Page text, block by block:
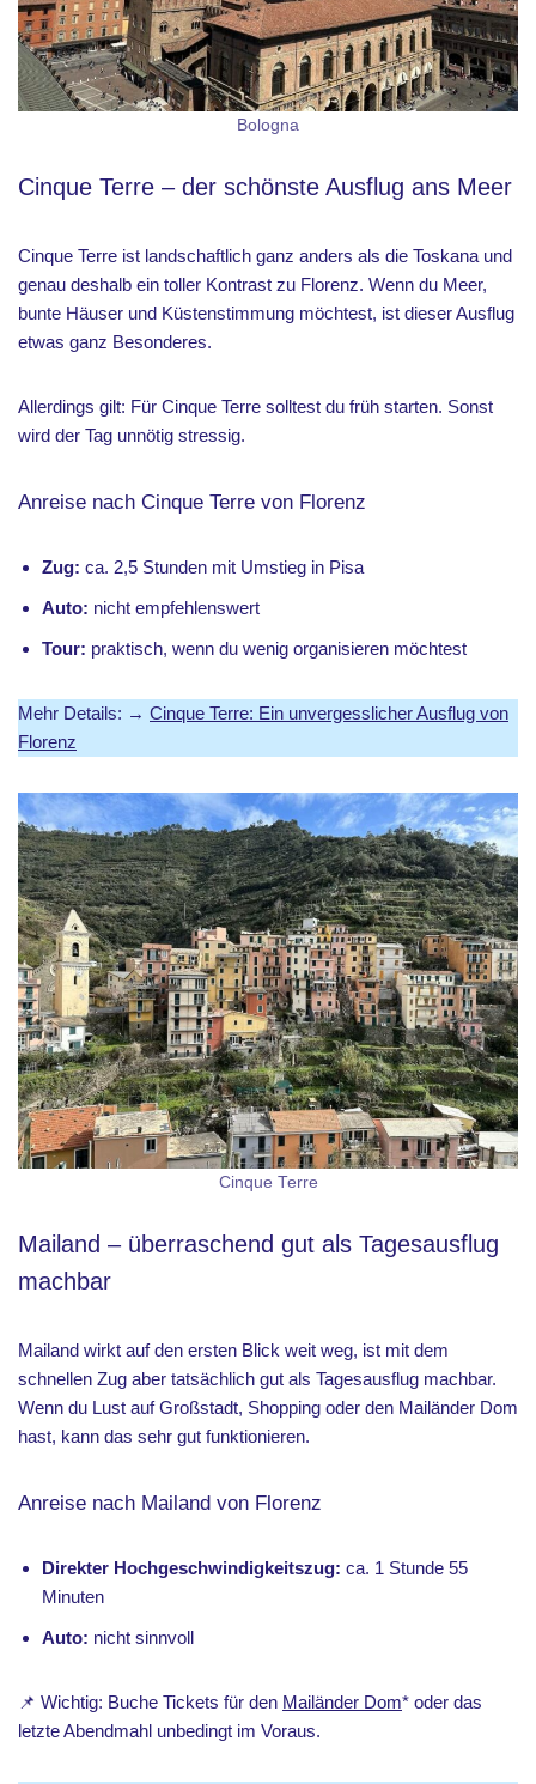
Bologna
Cinque Terre – der schönste Ausflug ans Meer
Cinque Terre ist landschaftlich ganz anders als die Toskana und
genau deshalb ein toller Kontrast zu Florenz. Wenn du Meer,
bunte Häuser und Küstenstimmung möchtest, ist dieser Ausflug
etwas ganz Besonderes.
Allerdings gilt: Für Cinque Terre solltest du früh starten. Sonst
wird der Tag unnötig stressig.
Anreise nach Cinque Terre von Florenz
Zug: ca. 2,5 Stunden mit Umstieg in Pisa
Auto: nicht empfehlenswert
Tour: praktisch, wenn du wenig organisieren möchtest
Mehr Details: → Cinque Terre: Ein unvergesslicher Ausflug von
Florenz
Cinque Terre
Mailand – überraschend gut als Tagesausflug
machbar
Mailand wirkt auf den ersten Blick weit weg, ist mit dem
schnellen Zug aber tatsächlich gut als Tagesausflug machbar.
Wenn du Lust auf Großstadt, Shopping oder den Mailänder Dom
hast, kann das sehr gut funktionieren.
Anreise nach Mailand von Florenz
Direkter Hochgeschwindigkeitszug: ca. 1 Stunde 55
Minuten
Auto: nicht sinnvoll
📌 Wichtig: Buche Tickets für den Mailänder Dom* oder das
letzte Abendmahl unbedingt im Voraus.